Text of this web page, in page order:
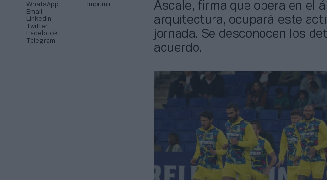
WhatsApp
Email
Linkedin
Twitter
Facebook
Telegram
Imprimir
Ascale, firma que opera en el
arquitectura, ocupará este
jornada. Se desconocen los
acuerdo.